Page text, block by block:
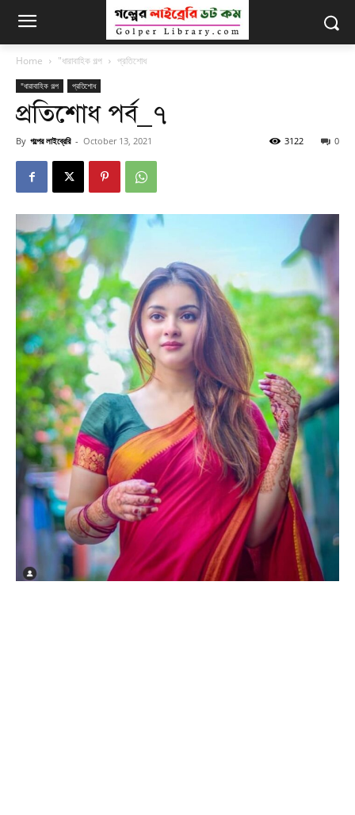
Home "ধারাবাহিক গল্প প্রতিশোধ
"ধারাবাহিক গল্প প্রতিশোধ
প্রতিশোধ পর্ব_৭
By গল্পের লাইব্রেরি - October 13, 2021 0
3122